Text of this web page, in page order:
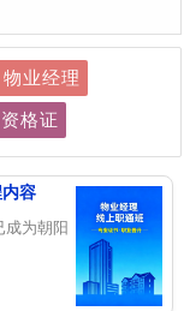
物业经理
格证
容
成为朝阳